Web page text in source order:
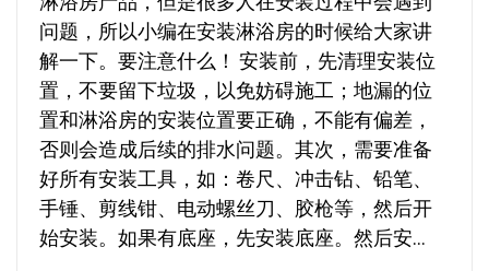
问题，所以小编在安装淋浴房的时候给大家讲
解一下。要注意什么！ 安装前，先清理安装位
置，不要留下垃圾，以免妨碍施工；地漏的位
置和淋浴房的安装位置要正确，不能有偏差，
否则会造成后续的排水问题。其次，需要准备
好所有安装工具，如：卷尺、冲击钻、铅笔、
手锤、剪线钳、电动螺丝刀、胶枪等，然后开
始安装。如果有底座，先安装底座。然后安...